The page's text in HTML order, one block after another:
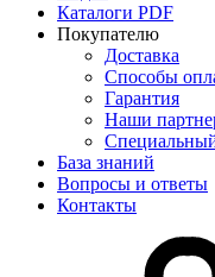
Каталоги PDF
Покупателю
Доставка
Способы
Гарантия
Наши
Специальный
База знаний
Вопросы и ответы
Контакты